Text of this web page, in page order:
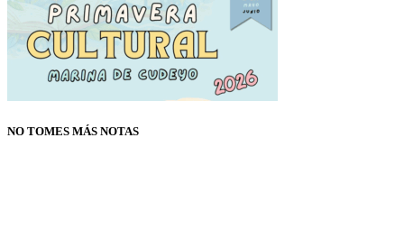
NO TOMES MÁS NOTAS